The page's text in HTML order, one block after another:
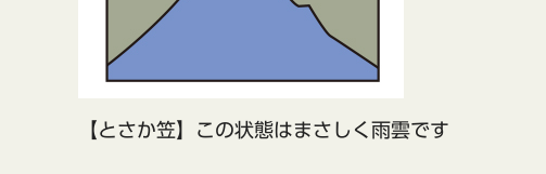
【とさか笠】この状態はまさしく雨雲です